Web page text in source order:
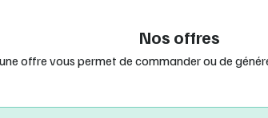
l'enseignant : 1 licence enseignant LIB
Nos offres
offre vous permet de commander ou de